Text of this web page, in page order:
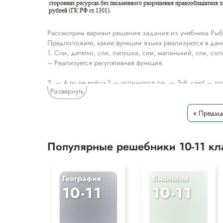
Рассмотрим вариант решения задания из учебника
Предположите, какие функции языка реализуются в
1. Спи, дитятко, спи, лапушка, сии, маленький, спи,
– Реализуется регулятивная функция.
2. — А ты не врёшь? — усомнился он. — Зуб даю! —
– Реализуется коммуникативная функция.
3. Они ревут так отчаянно, что, по выражению
4. — А сколько времени? — спрашивает она
5. Меж тем Мироновна продолжала плакаться. —
– Реализуется магическая функция.
Развернуть
«
Популярные решебники 10-11
География
10-11
Биология
10-11